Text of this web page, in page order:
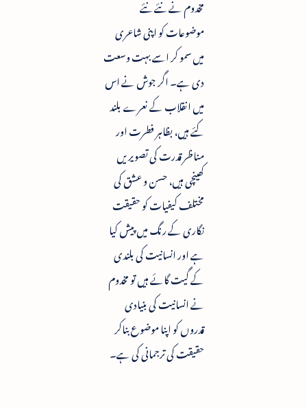
مخدوم نے نئے نئے
موضوعات کو اپنی شاعری
میں سمو کر اسے بہت وسعت
دی ہے۔ اگر جوش نے اس
میں انقلاب کے نعرے بلند
کئے ہیں، بظاہر فطرت اور
مناظر قدرت کی تصویریں
کھینچی ہیں، حسن و عشق کی
مختلف کیفیات کو حقیقت
نگاری کے رنگ میں پیش کیا
ہے اور انسانیت کی بلندی
کے گیت گائے ہیں تو مخدوم
نے انسانیت کی بنیادی
قدروں کو اپنا موضوع بناکر
حقیقت کی ترجمانی کی ہے۔